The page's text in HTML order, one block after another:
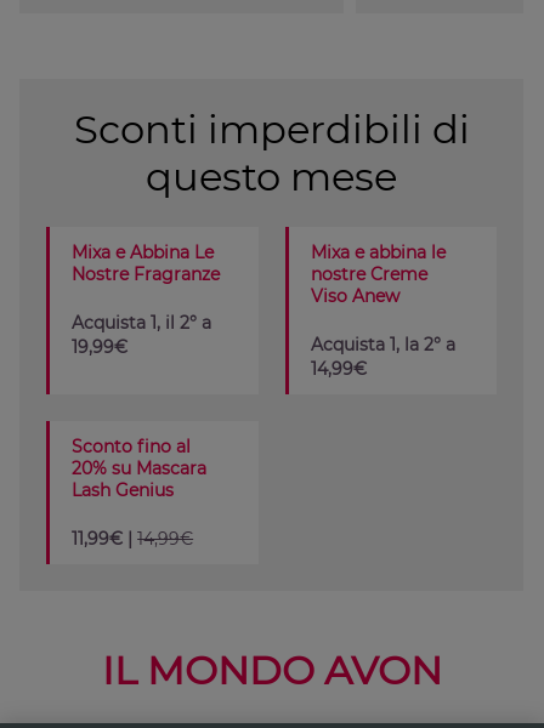
Sconti imperdibili di
questo mese
Mixa e Abbina Le
Nostre Fragranze
Acquista 1, il 2° a
19,99€
Mixa e abbina le
nostre Creme
Viso Anew
Acquista 1, la 2° a
14,99€
Sconto fino al
20% su Mascara
Lash Genius
11,99€ |14,99€
IL MONDO AVON